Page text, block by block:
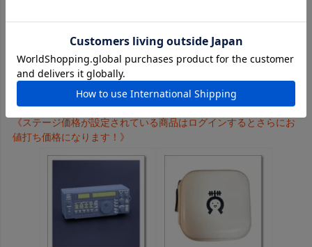
この商品を見た人はこちらの商品もチェックしています
《ステージ価格が設定されている商品はログインするとさらにお
値打ち価格になります！》